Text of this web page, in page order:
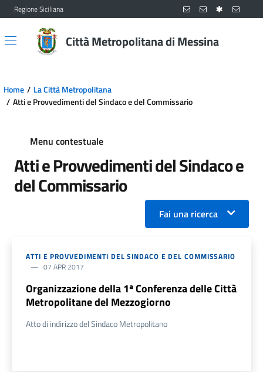
Vai al contenuto principale
Vai al menu principale
Regione Siciliana
Città Metropolitana di Messina
Home
La Città Metropolitana
Atti e Provvedimenti del Sindaco e del Commissario
Menu contestuale
Atti e Provvedimenti del Sindaco e
del Commissario
Fai una ricerca
ATTI E PROVVEDIMENTI DEL SINDACO E DEL COMMISSARIO
07 APR 2017
Organizzazione della 1ª Conferenza delle Città
Metropolitane del Mezzogiorno
Atto di indirizzo del Sindaco Metropolitano